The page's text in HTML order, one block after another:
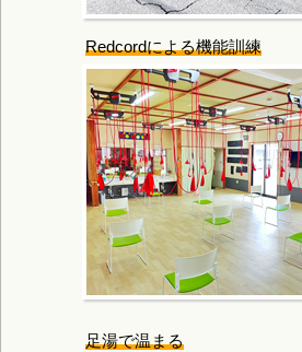
Redcordによる機能訓練
足湯で温まる